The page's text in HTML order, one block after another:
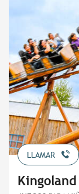
LLAMAR
Kingoland